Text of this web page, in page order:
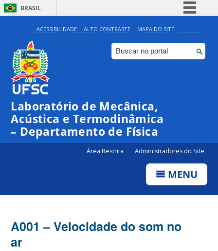
BRASIL
Simplifique!
Comunica BR
Participe
Canais
ACESSIBILIDADE ALTO CONTRASTE MAPA DO SITE
Laboratório de Mecânica,
Acústica e Termodinâmica
– Departamento de Física
Área Restrita Administradores do Site
MENU
A001 – Velocidade do som no
ar